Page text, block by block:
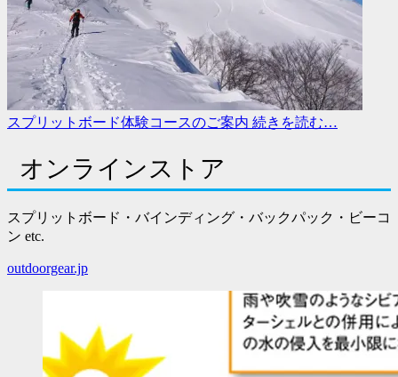
スプリットボード体験コースのご案内 続きを読む…
オンラインストア
スプリットボード・バインディング・バックパック・ビーコ
ン etc.
outdoorgear.jp